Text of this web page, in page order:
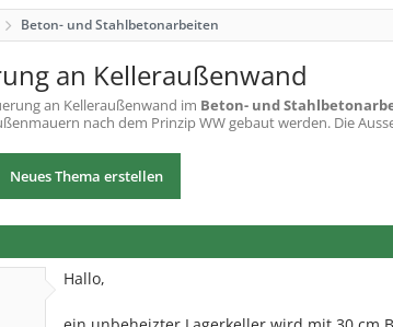
Beton- und Stahlbetonarbeiten
an Kelleraußenwand
an Kelleraußenwand im Beton- und
nach dem Prinzip WW gebaut werden. Die
Neues Thema erstellen
Hallo,